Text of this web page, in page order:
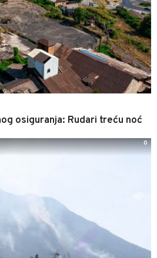
osiguranja: Rudari treću noć
0